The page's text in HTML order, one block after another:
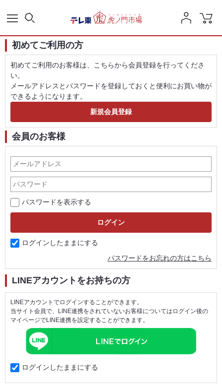
初めてご利用の方
初めてご利用のお客様は、こちらから会員登録を行ってくださ
い。
メールアドレスとパスワードを登録しておくと便利にお買い物が
できるようになります。
会員のお客様
パスワードを表示する
ログインしたままにする
パスワードをお忘れの方はこちら
LINEアカウントをお持ちの方
LINEアカウントでログインすることができます。
当サイト会員で、LINE連携をされていないお客様についてはログイン後の
マイページでLINE連携を設定することができます。
ログインしたままにする